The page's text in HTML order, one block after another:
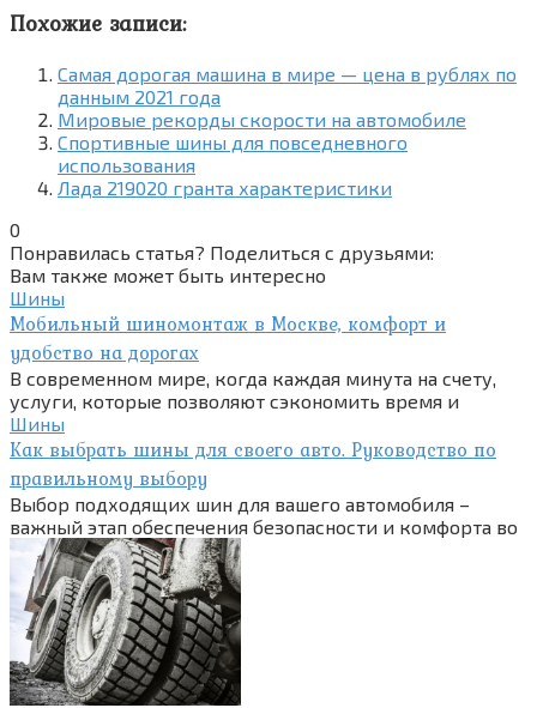
Похожие записи:
Самая дорогая машина в мире — цена в рублях по
данным 2021 года
Мировые рекорды скорости на автомобиле
Спортивные шины для повседневного
использования
Лада 219020 гранта характеристики
0
Понравилась статья? Поделиться с друзьями:
Вам также может быть интересно
Шины
Мобильный шиномонтаж в Москве, комфорт и
удобство на дорогах
В современном мире, когда каждая минута на счету,
услуги, которые позволяют сэкономить время и
Шины
Как выбрать шины для своего авто. Руководство по
правильному выбору
Выбор подходящих шин для вашего автомобиля –
важный этап обеспечения безопасности и комфорта во